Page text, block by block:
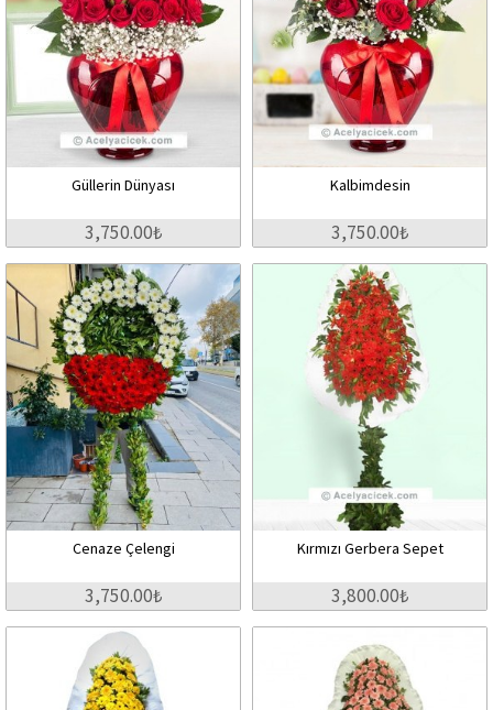
Güllerin Dünyası
3,750.00₺
Kalbimdesin
3,750.00₺
Cenaze Çelengi
3,750.00₺
Kırmızı Gerbera Sepet
3,800.00₺